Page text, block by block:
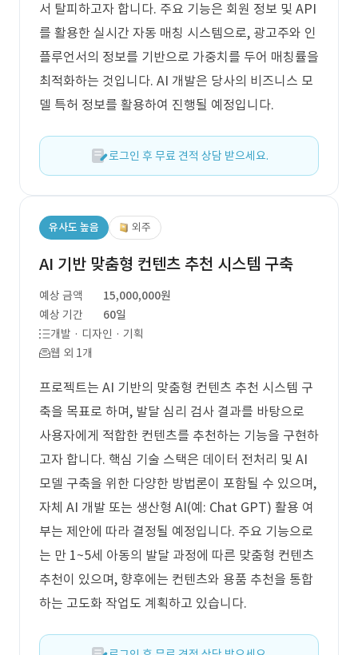
서 탈피하고자 합니다. 주요 기능은 회원 정보 및 API
를 활용한 실시간 자동 매칭 시스템으로, 광고주와 인
플루언서의 정보를 기반으로 가중치를 두어 매칭률을
최적화하는 것입니다. AI 개발은 당사의 비즈니스 모
델 특허 정보를 활용하여 진행될 예정입니다.
로그인 후 무료 견적 상담 받으세요.
유사도 높음 외주
AI 기반 맞춤형 컨텐츠 추천 시스템 구축
예상 금액
15,000,000원
예상 기간
60일
개발 · 디자인 · 기획
웹 외 1개
프로젝트는 AI 기반의 맞춤형 컨텐츠 추천 시스템 구
축을 목표로 하며, 발달 심리 검사 결과를 바탕으로
사용자에게 적합한 컨텐츠를 추천하는 기능을 구현하
고자 합니다. 핵심 기술 스택은 데이터 전처리 및 AI
모델 구축을 위한 다양한 방법론이 포함될 수 있으며,
자체 AI 개발 또는 생산형 AI(예: Chat GPT) 활용 여
부는 제안에 따라 결정될 예정입니다. 주요 기능으로
는 만 1~5세 아동의 발달 과정에 따른 맞춤형 컨텐츠
추천이 있으며, 향후에는 컨텐츠와 용품 추천을 통합
하는 고도화 작업도 계획하고 있습니다.